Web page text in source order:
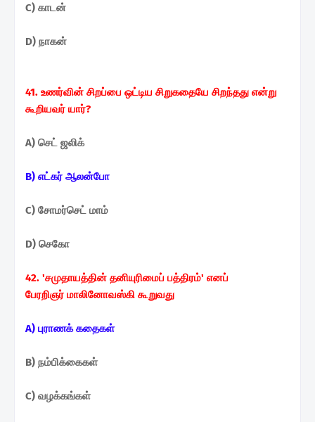
C) காடன்
D) நாகன்
41. உணர்வின் சிறப்பை ஒட்டிய சிறுகதையே சிறந்தது என்று
கூறியவர் யார்?
A) செட் ஜலிக்
B) எட்கர் ஆலன்போ
C) சோமர்செட் மாம்
D) செகோ
42. 'சமுதாயத்தின் தனியுரிமைப் பத்திரம்' எனப்
பேரறிஞர் மாலினோவஸ்கி கூறுவது
A) புராணக் கதைகள்
B) நம்பிக்கைகள்
C) வழக்கங்கள்